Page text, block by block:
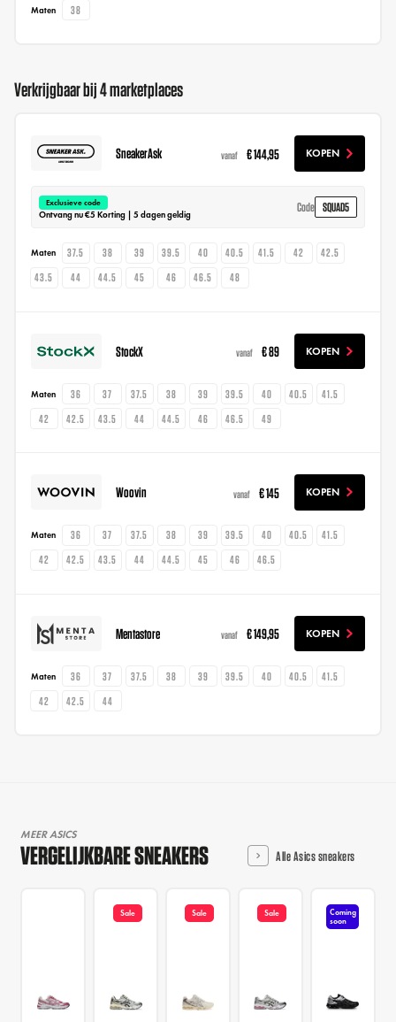
Maten 38
Verkrijgbaar bij 4 marketplaces
SneakerAsk vanaf € 144,95 KOPEN
Exclusieve code
Ontvang nu €5 Korting | 5 dagen geldig
Code SQUAD5
Maten 37.5 38 39 39.5 40 40.5 41.5 42
42.5
43.5
44 44.5 45 46 46.5 48
StockX vanaf € 89 KOPEN
Maten 36 37 37.5 38 39 39.5 40 40.5
41.5
42
42.5 43.5 44 44.5 46 46.5 49
Woovin vanaf € 145 KOPEN
Maten 36 37 37.5 38 39 39.5 40 40.5
41.5
42
42.5 43.5 44 44.5 45 46 46.5
Mentastore vanaf € 149,95 KOPEN
Maten 36 37 37.5 38 39 39.5 40 40.5
41.5
42
42.5 44
MEER ASICS
VERGELIJKBARE SNEAKERS Alle Asics sneakers
Sale Sale Sale
Coming
soon